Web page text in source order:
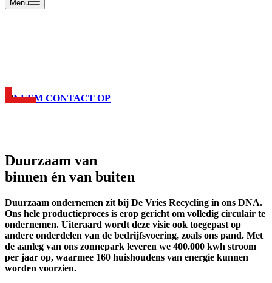
Menu
NEEM CONTACT OP
Duurzaam van
binnen én van buiten
Duurzaam ondernemen zit bij De Vries Recycling in ons DNA.
Ons hele productieproces is erop gericht om volledig circulair te
ondernemen. Uiteraard wordt deze visie ook toegepast op
andere onderdelen van de bedrijfsvoering, zoals ons pand. Met
de aanleg van ons zonnepark leveren we 400.000 kwh stroom
per jaar op, waarmee 160 huishoudens van energie kunnen
worden voorzien.